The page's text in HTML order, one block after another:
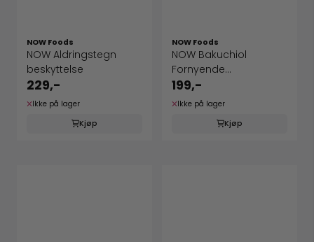
NOW Foods
NOW Aldringstegn
beskyttelse
229,-
Ikke på lager
Kjøp
NOW Foods
NOW Bakuchiol
Fornyende
Ansiktsserum
199,-
Ikke på lager
Kjøp